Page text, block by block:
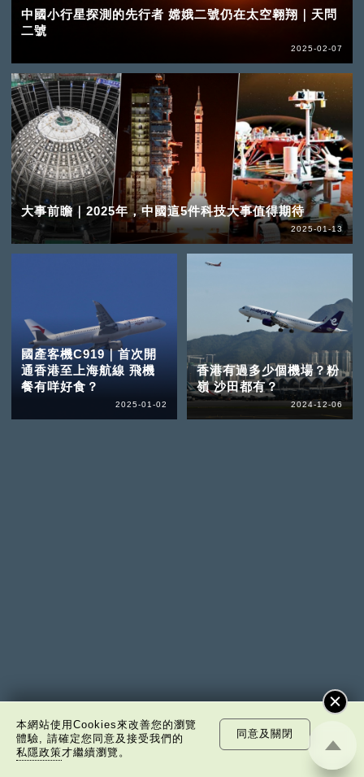
中國小行星探測的先行者 嫦娥二號仍在太空翱翔｜天問
二號
2025-02-07
大事前瞻｜2025年，中國這5件科技大事值得期待
2025-01-13
國產客機C919｜首次開
通香港至上海航線 飛機
餐有咩好食？
2025-01-02
香港有過多少個機場？粉
嶺 沙田都有？
2024-12-06
本網站使用Cookies來改善您的瀏覽
體驗, 請確定您同意及接受我們的
私隱政策才繼續瀏覽。
同意及關閉